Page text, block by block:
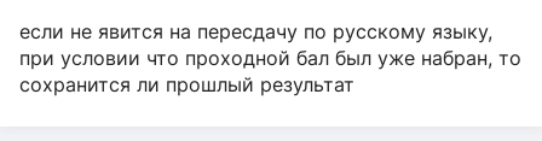
если не явится на пересдачу по русскому языку,
при условии что проходной бал был уже набран, то
сохранится ли прошлый результат